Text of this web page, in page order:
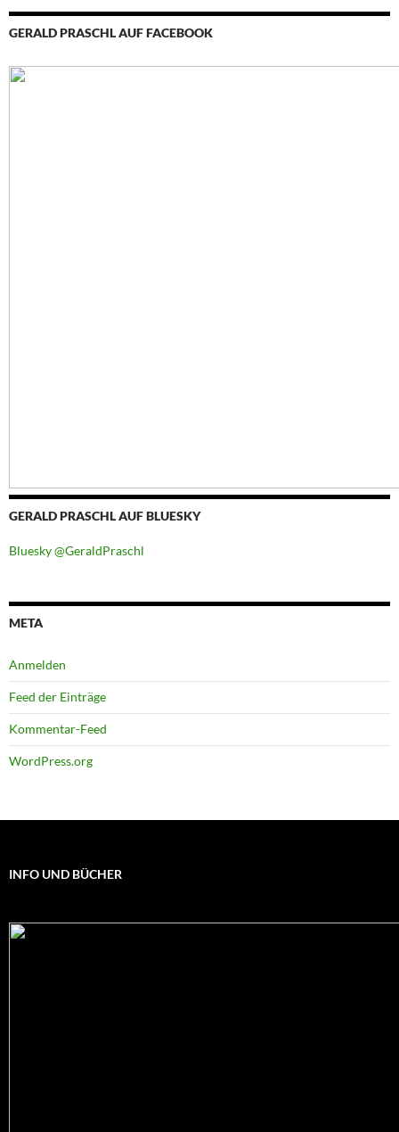
GERALD PRASCHL AUF FACEBOOK
GERALD PRASCHL AUF BLUESKY
Bluesky @GeraldPraschl
META
Anmelden
Feed der Einträge
Kommentar-Feed
WordPress.org
INFO UND BÜCHER